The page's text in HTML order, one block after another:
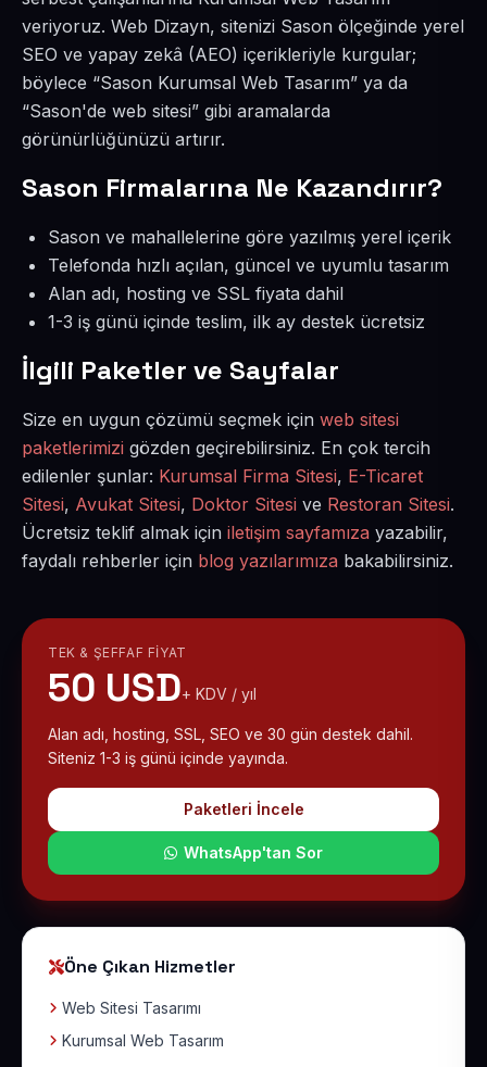
veriyoruz. Web Dizayn, sitenizi Sason ölçeğinde yerel
SEO ve yapay zekâ (AEO) içerikleriyle kurgular;
böylece “Sason Kurumsal Web Tasarım” ya da
“Sason'de web sitesi” gibi aramalarda
görünürlüğünüzü artırır.
Sason Firmalarına Ne Kazandırır?
Sason ve mahallelerine göre yazılmış yerel içerik
Telefonda hızlı açılan, güncel ve uyumlu tasarım
Alan adı, hosting ve SSL fiyata dahil
1-3 iş günü içinde teslim, ilk ay destek ücretsiz
İlgili Paketler ve Sayfalar
Size en uygun çözümü seçmek için web sitesi
paketlerimizi gözden geçirebilirsiniz. En çok tercih
edilenler şunlar: Kurumsal Firma Sitesi, E-Ticaret
Sitesi, Avukat Sitesi, Doktor Sitesi ve Restoran Sitesi.
Ücretsiz teklif almak için iletişim sayfamıza yazabilir,
faydalı rehberler için blog yazılarımıza bakabilirsiniz.
TEK & ŞEFFAF FIYAT
50 USD+ KDV / yıl
Alan adı, hosting, SSL, SEO ve 30 gün destek dahil.
Siteniz 1-3 iş günü içinde yayında.
Paketleri İncele
WhatsApp'tan Sor
Öne Çıkan Hizmetler
Web Sitesi Tasarımı
Kurumsal Web Tasarım